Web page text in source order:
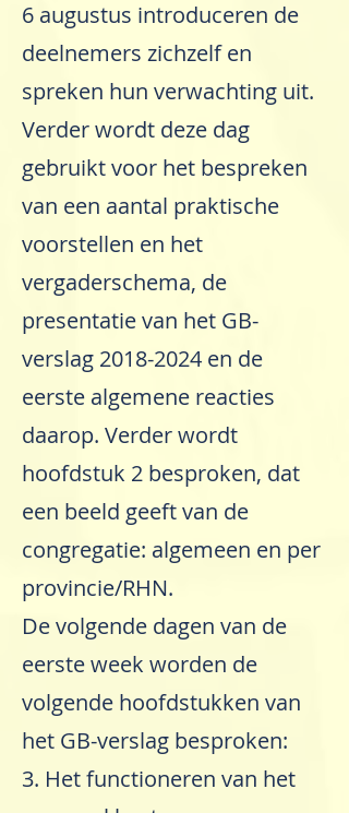
6 augustus introduceren de
deelnemers zichzelf en
spreken hun verwachting uit.
Verder wordt deze dag
gebruikt voor het bespreken
van een aantal praktische
voorstellen en het
vergaderschema, de
presentatie van het GB-
verslag 2018-2024 en de
eerste algemene reacties
daarop. Verder wordt
hoofdstuk 2 besproken, dat
een beeld geeft van de
congregatie: algemeen en per
provincie/RHN.
De volgende dagen van de
eerste week worden de
volgende hoofdstukken van
het GB-verslag besproken:
3. Het functioneren van het